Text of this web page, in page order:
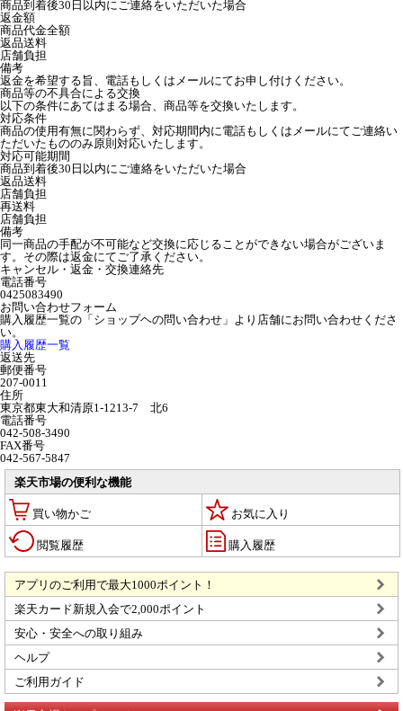
商品到着後30日以内にご連絡をいただいた場合
返金額
商品代金全額
返品送料
店舗負担
備考
返金を希望する旨、電話もしくはメールにてお申し付けください。
商品等の不具合による交換
以下の条件にあてはまる場合、商品等を交換いたします。
対応条件
商品の使用有無に関わらず、対応期間内に電話もしくはメールにてご連絡い
ただいたもののみ原則対応いたします。
対応可能期間
商品到着後30日以内にご連絡をいただいた場合
返品送料
店舗負担
再送料
店舗負担
備考
同一商品の手配が不可能など交換に応じることができない場合がございま
す。その際は返金にてご了承ください。
キャンセル・返金・交換連絡先
電話番号
0425083490
お問い合わせフォーム
購入履歴一覧の「ショップヘの問い合わせ」より店舗にお問い合わせくださ
い。
購入履歴一覧
返送先
郵便番号
207-0011
住所
東京都東大和清原1-1213-7 北6
電話番号
042-508-3490
FAX番号
042-567-5847
楽天市場の便利な機能
買い物かご お気に入り
閲覧履歴 購入履歴
アプリのご利用で最大1000ポイント！
楽天カード新規入会で2,000ポイント
安心・安全への取り組み
ヘルプ
ご利用ガイド